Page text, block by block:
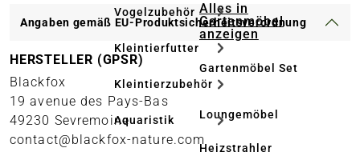
Vogelzubehör
Kleintierfutter
Kleintierzubehör
Aquaristik
Alles in
Gartenmöbel
anzeigen
Gartenmöbel Set
Loungemöbel
Heizstrahler
Angaben gemäß EU-Produktsicherheitsverordnung
HERSTELLER (GPSR)
Blackfox
19 avenue des Pays-Bas
49230 Sevremoine
contact@blackfox-nature.com